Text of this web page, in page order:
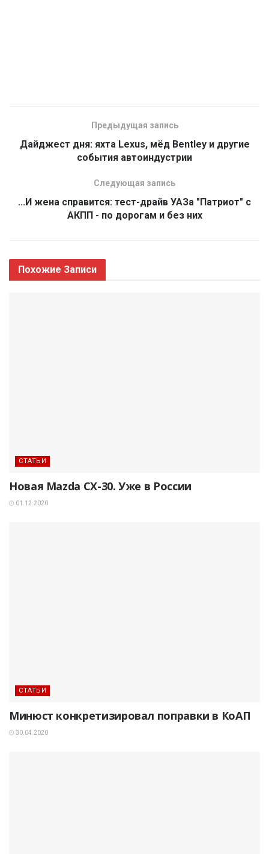
Предыдущая запись
Дайджест дня: яхта Lexus, мёд Bentley и другие
события автоиндустрии
Следующая запись
...И жена справится: тест-драйв УАЗа "Патриот" с
АКПП - по дорогам и без них
Похожие Записи
СТАТЬИ
Новая Mazda CX-30. Уже в России
01.12.2020
СТАТЬИ
Минюст конкретизировал поправки в КоАП
30.04.2020